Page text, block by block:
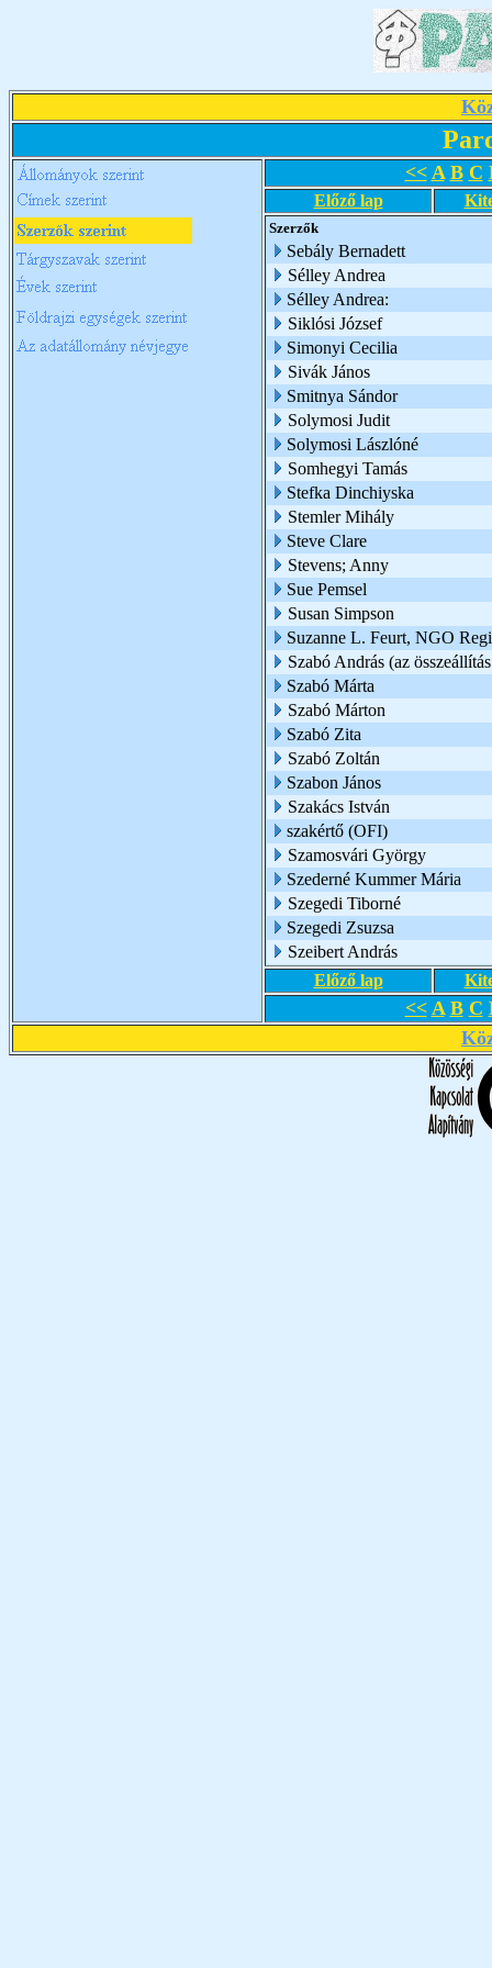
<< A B C
Előző lap
Szerzők
Sebály Bernadett
Sélley Andrea
Sélley Andrea:
Siklósi József
Simonyi Cecilia
Sivák János
Smitnya Sándor
Solymosi Judit
Solymosi Lászlóné
Somhegyi Tamás
Stefka Dinchiyska
Stemler Mihály
Steve Clare
Stevens; Anny
Sue Pemsel
Susan Simpson
Suzanne L. Feurt, NGO
Szabó András (az
Szabó Márta
Szabó Márton
Szabó Zita
Szabó Zoltán
Szabon János
Szakács István
szakértő (OFI)
Szamosvári György
Szederné Kummer Mária
Szegedi Tiborné
Szegedi Zsuzsa
Szeibert András
Előző lap
<< A B C